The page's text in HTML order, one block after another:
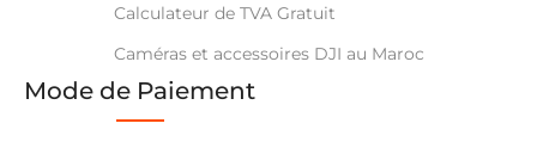
Calculateur de TVA Gratuit
Caméras et accessoires DJI au Maroc
Mode de Paiement